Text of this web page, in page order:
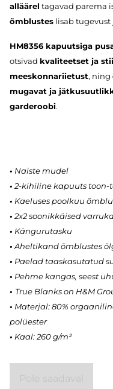
alläärel tagavad parema
õmblustes lisab tugevust
HM8356 kapuutsiga
otsivad kvaliteetset ja
meeskonnariietust, ning
mugavat ja
garderoobi.
• Naiste mudel
• 2-kihiline kapuuts toon-
• Kaeluses poolkuu
• 2x2 soonikkäised
• Kängurutasku
• Aheltikand õmblustes
• Paelad taaskasutatud
• Pehme kangas, seest
• True Blanks on H&M
• Materjal: 80%
polüester
• Kaal: 260 g/m²